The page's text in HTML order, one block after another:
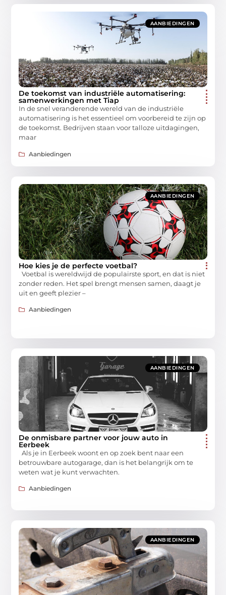
AANBIEDINGEN
De toekomst van industriële automatisering:
samenwerkingen met Tiap
In de snel veranderende wereld van de industriële
automatisering is het essentieel om voorbereid te zijn op
de toekomst. Bedrijven staan voor talloze uitdagingen,
maar
Aanbiedingen
AANBIEDINGEN
Hoe kies je de perfecte voetbal?
Voetbal is wereldwijd de populairste sport, en dat is niet
zonder reden. Het spel brengt mensen samen, daagt je
uit en geeft plezier –
Aanbiedingen
AANBIEDINGEN
De onmisbare partner voor jouw auto in
Eerbeek
Als je in Eerbeek woont en op zoek bent naar een
betrouwbare autogarage, dan is het belangrijk om te
weten wat je kunt verwachten.
Aanbiedingen
AANBIEDINGEN